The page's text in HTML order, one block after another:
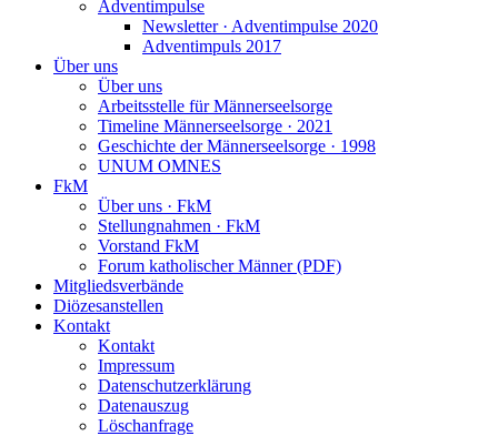
Adventimpulse
Newsletter · Adventimpulse 2020
Adventimpuls 2017
Über uns
Über uns
Arbeitsstelle für Männerseelsorge
Timeline Männerseelsorge · 2021
Geschichte der Männerseelsorge · 1998
UNUM OMNES
FkM
Über uns · FkM
Stellungnahmen · FkM
Vorstand FkM
Forum katholischer Männer (PDF)
Mitgliedsverbände
Diözesanstellen
Kontakt
Kontakt
Impressum
Datenschutzerklärung
Datenauszug
Löschanfrage